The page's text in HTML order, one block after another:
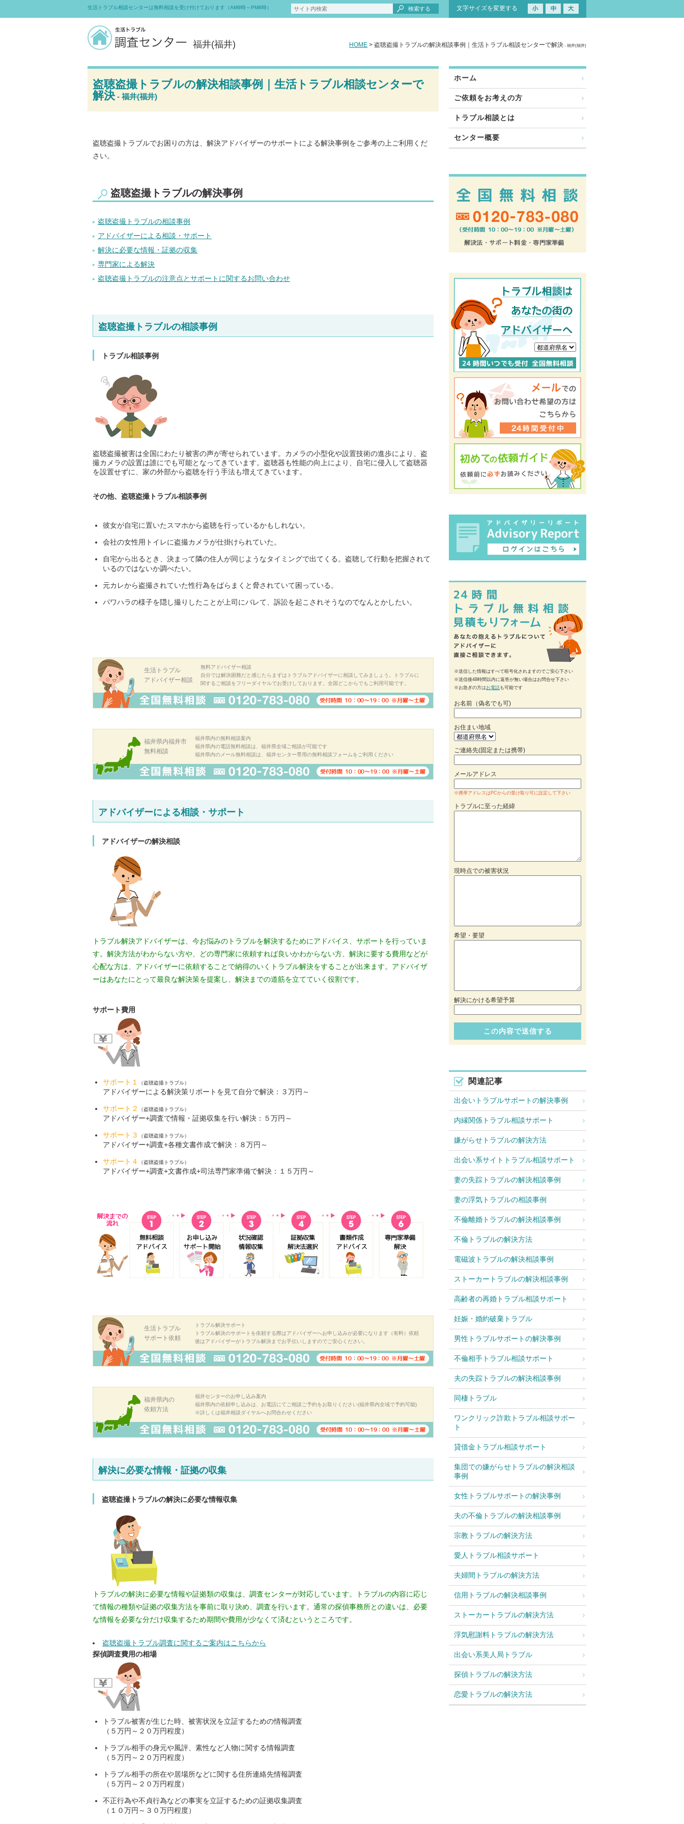
盗聴盗撮トラブルの解決相談事例｜生活トラブル相談センターで
解決- 福井(福井)
盗聴盗撮トラブルでお困りの方は、解決アドバイザーのサポートによる解決事例をご参考の上ご利用くだ
さい。
盗聴盗撮トラブルの解決事例
盗聴盗撮トラブルの相談事例
アドバイザーによる相談・サポート
解決に必要な情報・証拠の収集
専門家による解決
盗聴盗撮トラブルの注意点とサポートに関するお問い合わせ
盗聴盗撮トラブルの相談事例
トラブル相談事例
盗聴盗撮被害は全国にわたり被害の声が寄せられています。カメラの小型化や設置技術の進歩により、盗
撮カメラの設置は誰にでも可能となってきています。盗聴器も性能の向上により、自宅に侵入して盗聴器
を設置せずに、家の外部から盗聴を行う手法も増えてきています。
その他、盗聴盗撮トラブル相談事例
彼女が自宅に置いたスマホから盗聴を行っているかもしれない。
会社の女性用トイレに盗撮カメラが仕掛けられていた。
自宅から出るとき、決まって隣の住人が同じようなタイミングで出てくる。盗聴して行動を把握されて
いるのではないか調べたい。
元カレから盗撮されていた性行為をばらまくと脅されていて困っている。
パワハラの様子を隠し撮りしたことが上司にバレて、訴訟を起こされそうなのでなんとかしたい。
生活トラブル
アドバイザー相談
無料アドバイザー相談
自分では解決困難だと感じたらまずはトラブルアドバイザーに相談してみましょう。トラブルに
関するご相談をフリーダイヤルでお受けしております。全国どこからでもご利用可能です。
福井県内福井市
無料相談
福井県内の無料相談案内
福井県内の電話無料相談は、福井県全域ご相談が可能です
福井県内のメール無料相談は、福井センター専用の無料相談フォームをご利用ください
アドバイザーによる相談・サポート
アドバイザーの解決相談
トラブル解決アドバイザーは、今お悩みのトラブルを解決するためにアドバイス、サポートを行っていま
す。解決方法がわからない方や、どの専門家に依頼すれば良いかわからない方、解決に要する費用などが
心配な方は、アドバイザーに依頼することで納得のいくトラブル解決をすることが出来ます。アドバイザ
ーはあなたにとって最良な解決策を提案し、解決までの道筋を立てていく役割です。
サポート費用
サポート１ （盗聴盗撮トラブル）
アドバイザーによる解決策リポートを見て自分で解決：３万円～
サポート２ （盗聴盗撮トラブル）
アドバイザー+調査で情報・証拠収集を行い解決：５万円～
サポート３ （盗聴盗撮トラブル）
アドバイザー+調査+各種文書作成で解決：８万円～
サポート４ （盗聴盗撮トラブル）
アドバイザー+調査+文書作成+司法専門家準備で解決：１５万円～
生活トラブル
サポート依頼
トラブル解決サポート
トラブル解決のサポートを依頼する際はアドバイザーへお申し込みが必要になります（有料）依頼
後はアドバイザーがトラブル解決までお手伝いしますのでご安心ください。
福井県内の
依頼方法
福井センターのお申し込み案内
福井県内の依頼申し込みは、お電話にてご相談ご予約をお取りください(福井県内全域で予約可能)
※詳しくは福井相談ダイヤルへお問合わせください
解決に必要な情報・証拠の収集
盗聴盗撮トラブルの解決に必要な情報収集
トラブルの解決に必要な情報や証拠類の収集は、調査センターが対応しています。トラブルの内容に応じ
て情報の種類や証拠の収集方法を事前に取り決め、調査を行います。通常の探偵事務所との違いは、必要
な情報を必要な分だけ収集するため期間や費用が少なくて済むというところです。
盗聴盗撮トラブル調査に関するご案内はこちらから
探偵調査費用の相場
トラブル被害が生じた時、被害状況を立証するための情報調査
（５万円～２０万円程度）
トラブル相手の身元や風評、素性など人物に関する情報調査
（５万円～２０万円程度）
トラブル相手の所在や居場所などに関する住所連絡先情報調査
（５万円～２０万円程度）
不正行為や不貞行為などの事実を立証するための証拠収集調査
（１０万円～３０万円程度）
ホーム
ご依頼をお考えの方
トラブル相談とは
センター概要
※送信した情報はすべて暗号化されますのでご安心下さい
※送信後48時間以内に返答が無い場合はお問合せ下さい
※お急ぎの方はお電話も可能です
お名前（偽名でも可)
お住まい地域
ご連絡先(固定または携帯)
メールアドレス
※携帯アドレスはPCからの受け取り可に設定して下さい
トラブルに至った経緯
現時点での被害状況
希望・要望
解決にかける希望予算
関連記事
出会いトラブルサポートの解決事例
内縁関係トラブル相談サポート
嫌がらせトラブルの解決方法
出会い系サイトトラブル相談サポート
妻の失踪トラブルの解決相談事例
妻の浮気トラブルの相談事例
不倫離婚トラブルの解決相談事例
不倫トラブルの解決方法
電磁波トラブルの解決相談事例
ストーカートラブルの解決相談事例
高齢者の再婚トラブル相談サポート
妊娠・婚約破棄トラブル
男性トラブルサポートの解決事例
不倫相手トラブル相談サポート
夫の失踪トラブルの解決相談事例
同棲トラブル
ワンクリック詐欺トラブル相談サポー
ト
貸借金トラブル相談サポート
集団での嫌がらせトラブルの解決相談
事例
女性トラブルサポートの解決事例
夫の不倫トラブルの解決相談事例
宗教トラブルの解決方法
愛人トラブル相談サポート
夫婦間トラブルの解決方法
信用トラブルの解決相談事例
ストーカートラブルの解決方法
浮気慰謝料トラブルの解決方法
出会い系美人局トラブル
探偵トラブルの解決方法
恋愛トラブルの解決方法
福井(福井) HOME > 盗聴盗撮トラブルの解決相談事例｜生活トラブル相談センターで解決 - 福井(福井)
生活トラブル相談センターは無料相談を受け付けております（AM9時～PM8時） 検索する 文字サイズを変更する